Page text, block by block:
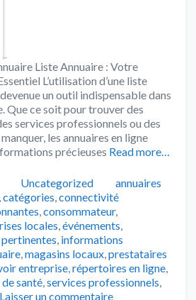
Liste Annuaire : Votre
L’utilisation d’une liste
un outil indispensable dans
Que ce soit pour trouver des
services professionnels ou des
les annuaires en ligne
précieuses Read more…
Catégories
Uncategorized Tags
annuaires
,catégories,connectivité
,consommateur,
locales,événements,
, informations
,magasins locaux,prestataires
entreprise,répertoires en ligne,
santé,services professionnels,
Laisser un commentaire